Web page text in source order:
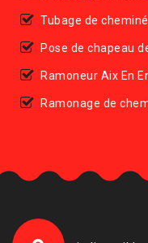
Tubage de
Pose de chapeau
Ramoneur Aix En
Ramonage de